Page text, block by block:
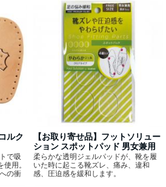
ルク
で吸
用。
の衝
【お取り寄せ品】フットソリュー
ション スポットパッド 男女兼用
柔らかな透明ジェルパッドが、靴を履
いた時に起こる靴ズレ、痛み、違和
感、圧迫感を緩和します。